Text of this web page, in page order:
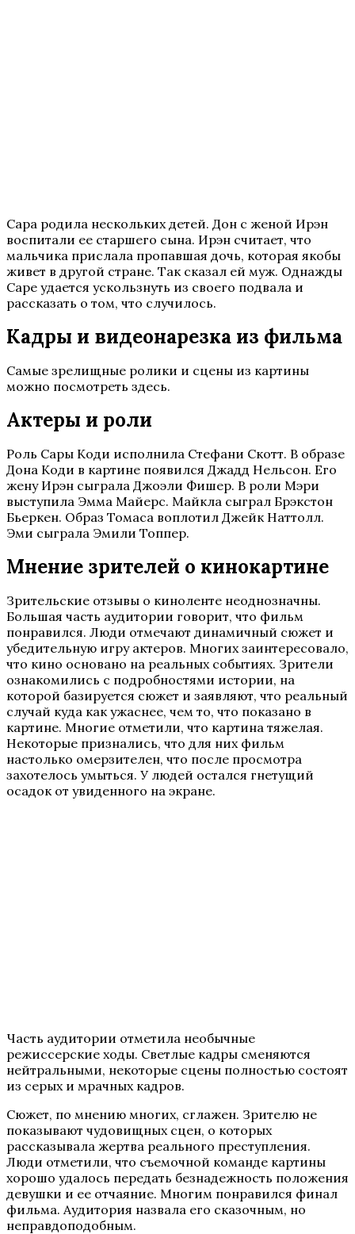
Сара родила нескольких детей. Дон с женой Ирэн
воспитали ее старшего сына. Ирэн считает, что
мальчика прислала пропавшая дочь, которая якобы
живет в другой стране. Так сказал ей муж. Однажды
Саре удается ускользнуть из своего подвала и
рассказать о том, что случилось.
Кадры и видеонарезка из фильма
Самые зрелищные ролики и сцены из картины
можно посмотреть здесь.
Актеры и роли
Роль Сары Коди исполнила Стефани Скотт. В образе
Дона Коди в картине появился Джадд Нельсон. Его
жену Ирэн сыграла Джоэли Фишер. В роли Мэри
выступила Эмма Майерс. Майкла сыграл Брэкстон
Бьеркен. Образ Томаса воплотил Джейк Наттолл.
Эми сыграла Эмили Топпер.
Мнение зрителей о кинокартине
Зрительские отзывы о киноленте неоднозначны.
Большая часть аудитории говорит, что фильм
понравился. Люди отмечают динамичный сюжет и
убедительную игру актеров. Многих заинтересовало,
что кино основано на реальных событиях. Зрители
ознакомились с подробностями истории, на
которой базируется сюжет и заявляют, что реальный
случай куда как ужаснее, чем то, что показано в
картине. Многие отметили, что картина тяжелая.
Некоторые признались, что для них фильм
настолько омерзителен, что после просмотра
захотелось умыться. У людей остался гнетущий
осадок от увиденного на экране.
Часть аудитории отметила необычные
режиссерские ходы. Светлые кадры сменяются
нейтральными, некоторые сцены полностью состоят
из серых и мрачных кадров.
Сюжет, по мнению многих, сглажен. Зрителю не
показывают чудовищных сцен, о которых
рассказывала жертва реального преступления.
Люди отметили, что съемочной команде картины
хорошо удалось передать безнадежность положения
девушки и ее отчаяние. Многим понравился финал
фильма. Аудитория назвала его сказочным, но
неправдоподобным.